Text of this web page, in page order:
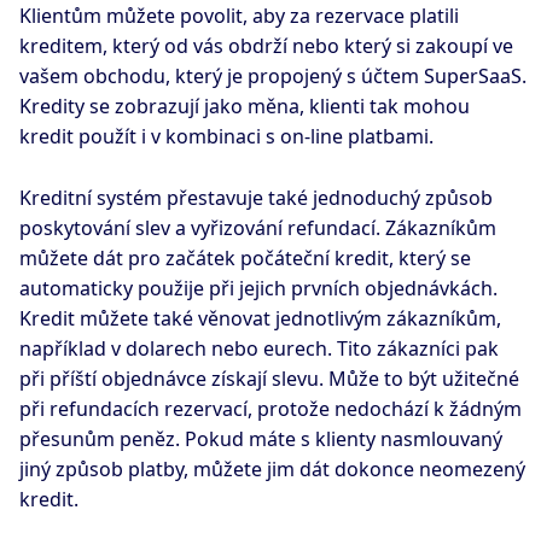
Klientům můžete povolit, aby za rezervace platili
kreditem, který od vás obdrží nebo který si zakoupí ve
vašem obchodu, který je propojený s účtem SuperSaaS.
Kredity se zobrazují jako měna, klienti tak mohou
kredit použít i v kombinaci s on-line platbami.
Kreditní systém přestavuje také jednoduchý způsob
poskytování slev a vyřizování refundací. Zákazníkům
můžete dát pro začátek počáteční kredit, který se
automaticky použije při jejich prvních objednávkách.
Kredit můžete také věnovat jednotlivým zákazníkům,
například v dolarech nebo eurech. Tito zákazníci pak
při příští objednávce získají slevu. Může to být užitečné
při refundacích rezervací, protože nedochází k žádným
přesunům peněz. Pokud máte s klienty nasmlouvaný
jiný způsob platby, můžete jim dát dokonce neomezený
kredit.